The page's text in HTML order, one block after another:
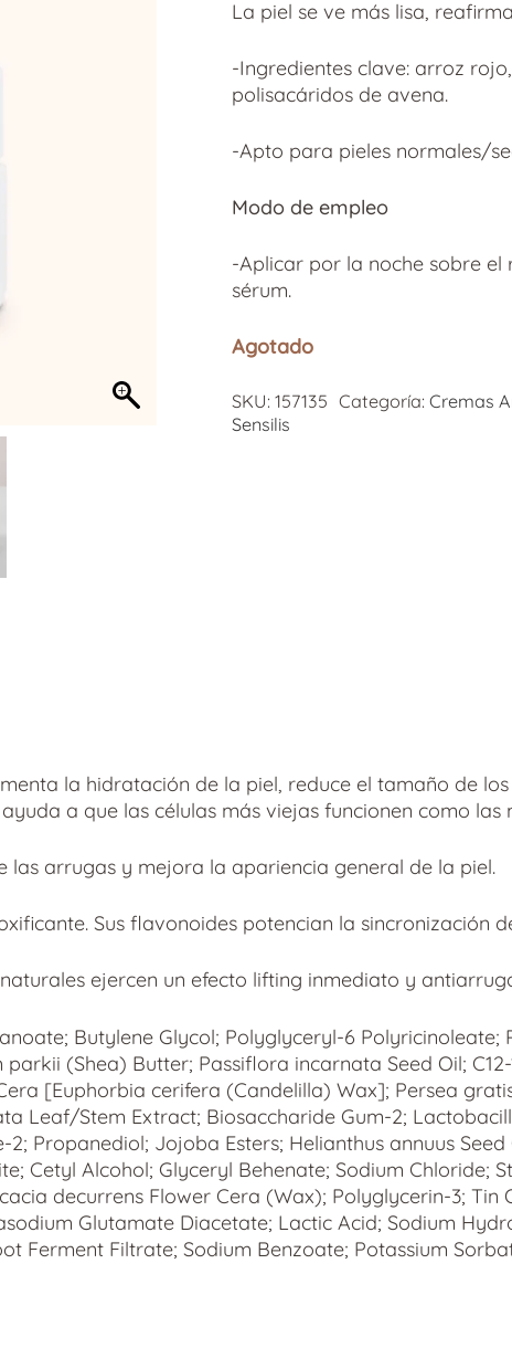
La piel se ve más lisa,
-Ingredientes clave: arroz
polisacáridos de avena.
-Apto para pieles normales/
Modo de empleo
-Aplicar por la noche sobre el
sérum.
Agotado
SKU:157135 Categoría: Cremas
Sensilis
la hidratación de la piel, reduce el tamaño de
a que las células más viejas funcionen como las
las arrugas y mejora la apariencia general de la piel.
Sus flavonoides potencian la sincronización
ejercen un efecto lifting inmediato y
Butylene Glycol; Polyglyceryl-6 Polyricinoleate;
(Shea) Butter; Passiflora incarnata Seed Oil;
[Euphorbia cerifera (Candelilla) Wax]; Persea
Leaf/Stem Extract; Biosaccharide Gum-2;
Propanediol; Jojoba Esters; Helianthus annuus
Cetyl Alcohol; Glyceryl Behenate; Sodium Chloride;
decurrens Flower Cera (Wax); Polyglycerin-3; Tin
Glutamate Diacetate; Lactic Acid; Sodium
Ferment Filtrate; Sodium Benzoate; Potassium